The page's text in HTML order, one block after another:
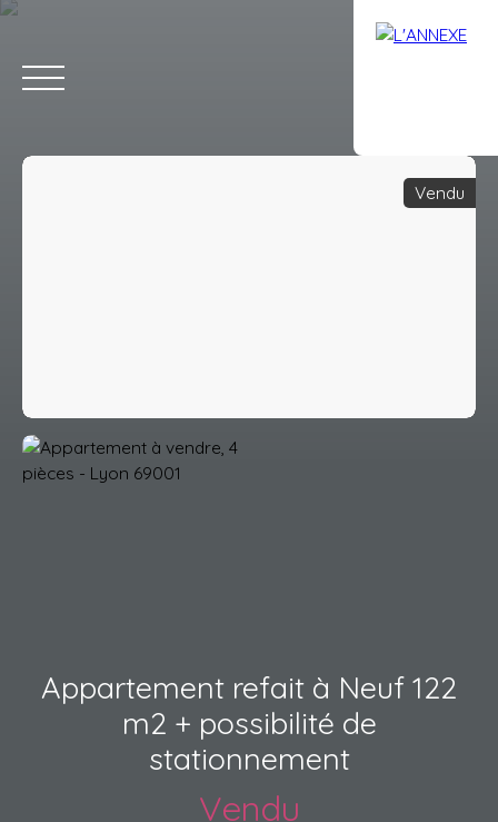
Estimation
Vendu
Appartement refait à Neuf 122
m2 + possibilité de
stationnement
Vendu